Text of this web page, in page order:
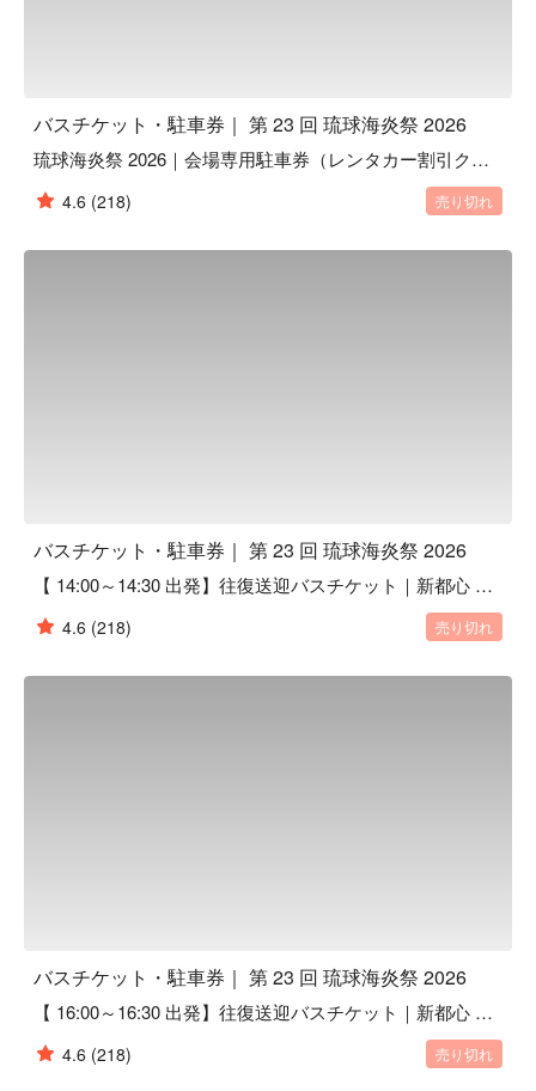
す
🚗 【海炎祭会場駐車券】自家用車向けプラン｜最寄り駐車
場・最短徒歩距離
琉球海炎祭へ車で行く予定の方は、必ず事前に 会場駐車券
の海外旅行者 に利用されています
🎫 今すぐ海炎祭シャトルバスまたは駐車券を予約して、快
シャトルバス・会場駐車券はいずれも数量限定で、完売後の
花火当日は人出・交通ともに大混雑が予想されます。
バスチケット・駐車券｜ 第 23 回 琉球海炎祭 2026
琉球海炎祭 2026｜会場専用駐車券（レンタカー割引クーポン付）
4.6 (218) 売り切れ
バスチケット・駐車券｜ 第 23 回 琉球海炎祭 2026
【 14:00～14:30 出発】往復送迎バスチケット｜新都心 ⇄ 琉球海炎祭
4.6 (218) 売り切れ
バスチケット・駐車券｜ 第 23 回 琉球海炎祭 2026
【 16:00～16:30 出発】往復送迎バスチケット｜新都心 ⇄ 琉球海炎祭
4.6 (218) 売り切れ